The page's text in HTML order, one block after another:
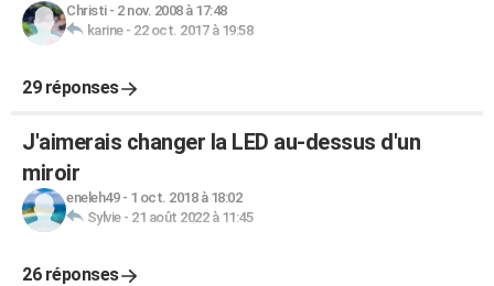
Christi- 2 nov. 2008 à 17:48
karine- 22 oct. 2017 à 19:58
29 réponses
J'aimerais changer la LED au-dessus d'un
miroir
eneleh49- 1 oct. 2018 à 18:02
Sylvie- 21 août 2022 à 11:45
26 réponses